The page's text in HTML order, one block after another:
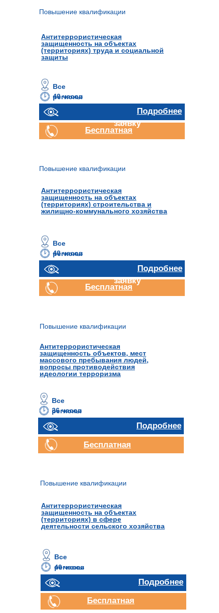
40 часов
Все
регионы
Бесплатная
Повышение квалификации
Повышение квалификации
40 часов
Отправить
заявку
Все
регионы
Подробнее
Бесплатная
Антитеррористическая
защищенность на объектах
(территориях) в сфере
деятельности сельского хозяйства
Повышение квалификации
40 часов
Отправить
заявку
Все
регионы
Антитеррористическая
защищенность на объектах
(территориях) строительства и
жилищно-коммунального хозяйства
Подробнее
Подробнее
Бесплатная
Антитеррористическая
защищенность на объектах
(территориях) труда и социальной
защиты
Повышение квалификации
Антитеррористическая
защищенность объектов, мест
массового пребывания людей,
вопросы противодействия
идеологии терроризма
36 часов
Все
регионы
Подробнее
Бесплатная